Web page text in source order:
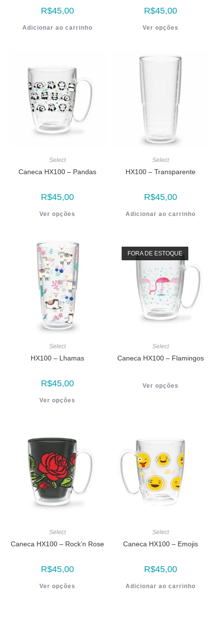
R$45,00
Adicionar ao carrinho
R$45,00
Ver opções
Select
Caneca HX100 – Pandas
R$45,00
Ver opções
Select
HX100 – Transparente
R$45,00
Adicionar ao carrinho
Select
HX100 – Lhamas
R$45,00
Ver opções
FORA DE ESTOQUE
Select
Caneca HX100 – Flamingos
Ver opções
Select
Caneca HX100 – Rock’n Rose
R$45,00
Ver opções
Select
Caneca HX100 – Emojis
R$45,00
Adicionar ao carrinho